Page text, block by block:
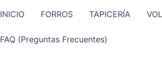
INICIO FORROS TAPICERÍA
FAQ (Preguntas Frecuentes)